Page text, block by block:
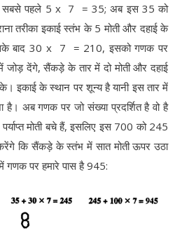
सबसे पहले 5 x 7 = 35; अब इस 35 को
तरीका इकाई स्तंभ के 5 मोती और दहाई के
बाद 30 x 7 = 210, इसको गणक पर
जोड़ देंगे, सैंकड़े के तार में दो मोती और दहाई
इकाई के स्थान पर शून्य है यानी इस तार में
है। अब गणक पर जो संख्या प्रदर्शित है वो है
मोती बचे हैं, इसलिए इस 700 को 245
कि सैंकड़े के स्तंभ में सात मोती ऊपर उठा
पर हमारे पास है 945: